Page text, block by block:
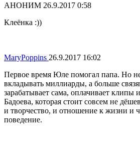
АНОНИМ 26.9.2017 0:58
Клеёнка :))
MaryPoppins 26.9.2017 16:02
Первое время Юле помогал папа. Но
вкладывать миллиарды, а больше
зарабатывает сама, оплачивает клипы
Бадоева, которая стоит совсем не
и творчество, и отношение к жизни и
поведение.